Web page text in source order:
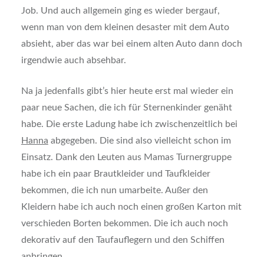
Job. Und auch allgemein ging es wieder bergauf,
wenn man von dem kleinen desaster mit dem Auto
absieht, aber das war bei einem alten Auto dann doch
irgendwie auch absehbar.
Na ja jedenfalls gibt’s hier heute erst mal wieder ein
paar neue Sachen, die ich für Sternenkinder genäht
habe. Die erste Ladung habe ich zwischenzeitlich bei
Hanna abgegeben. Die sind also vielleicht schon im
Einsatz. Dank den Leuten aus Mamas Turnergruppe
habe ich ein paar Brautkleider und Taufkleider
bekommen, die ich nun umarbeite. Außer den
Kleidern habe ich auch noch einen großen Karton mit
verschieden Borten bekommen. Die ich auch noch
dekorativ auf den Taufauflegern und den Schiffen